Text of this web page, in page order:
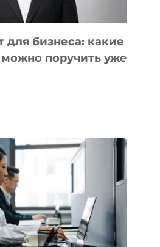
для бизнеса: какие
поручить уже